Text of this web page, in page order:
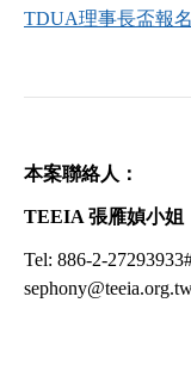
TDUA理事長盃報
本案聯絡人：
TEEIA 張雁媜小姐
Tel: 886-2-